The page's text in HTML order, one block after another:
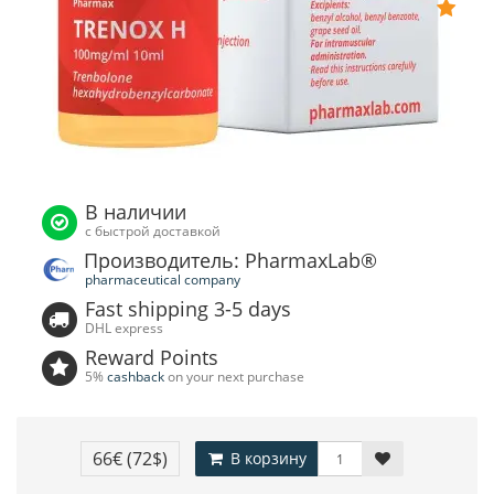
В наличии
с быстрой доставкой
Производитель: PharmaxLab®
pharmaceutical company
Fast shipping 3-5 days
DHL express
Reward Points
5%cashbackon your next purchase
66€(72$) В корзину